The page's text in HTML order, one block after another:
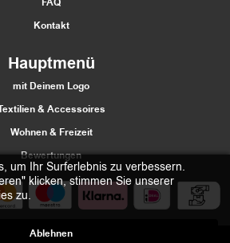
FAQ
Kontakt
Hauptmenü
mit Deinem Logo
& Accessoires
Wohnen & Freizeit
Bewertungen
pridržane| All rights reserved |
um Ihr Surferlebnis zu verbessern.
klicken, stimmen Sie unserer
zu.
Ablehnen